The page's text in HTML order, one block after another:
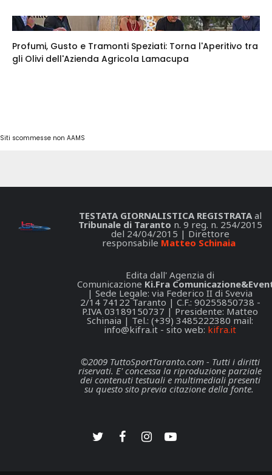
Profumi, Gusto e Tramonti Speziati: Torna l'Aperitivo tra
gli Olivi dell'Azienda Agricola Lamacupa
Siti scommesse non AAMS
TESTATA GIORNALISTICA REGISTRATAal
Tribunale di Taranto n. 9 reg. n. 254/2015
del 24/04/2015 | Direttore
responsabile Matteo Schinaia
Edita dall' Agenzia di
Comunicazione Ki.Fra
| Sede Legale: via Federico II di Svevia
2/14 74122 Taranto | C.F.: 90255850738 -
P.IVA 03189150737 | Presidente: Matteo
Schinaia | Tel.: (+39) 3485222380 mail:
info@kifra.it - sito web: kifra.it
©2009 TuttoSportTaranto.com - Tutti i diritti
riservati. E' concessa la riproduzione parziale
dei contenuti testuali e multimediali presenti
su questo sito previa citazione della fonte.